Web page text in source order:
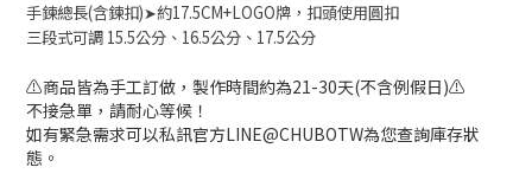
手鍊總長(含鍊扣)➤約17.5CM+LOGO牌，扣頭使用圓扣
三段式可調 15.5公分、16.5公分、17.5公分
⚠️商品皆為手工訂做，製作時間約為21-30天(不含例假日)⚠️
不接急單，請耐心等候！
如有緊急需求可以私訊官方LINE@CHUBOTW為您查詢庫存狀
態。